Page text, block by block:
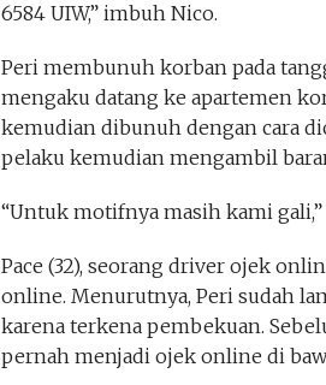
6584 UIW,” imbuh Nico.
Peri membunuh korban pada
mengaku datang ke apartemen
kemudian dibunuh dengan cara
pelaku kemudian mengambil
“Untuk motifnya masih kami gali,”
Pace (32), seorang driver ojek
online. Menurutnya, Peri sudah
karena terkena pembekuan.
pernah menjadi ojek online di